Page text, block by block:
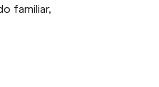
familiar,